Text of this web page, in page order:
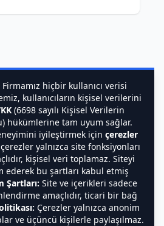
Firmamız hiçbir kullanıcı verisi
kullanıcıların kişisel verilerini
(6698 sayılı Kişisel Verilerin
hükümlerine tam uyum sağlar.
iyileştirmek için çerezler
yalnızca site fonksiyonları
kişisel veri toplamaz. Siteyi
ederek bu şartları kabul etmiş
Şartları: Site ve içerikleri sadece
amaçlıdır, ticari bir bağ
Çerezler yalnızca anonim
ve üçüncü kişilerle paylaşılmaz.